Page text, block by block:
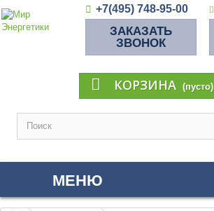
+7(495) 748-95-00
ЗАКАЗАТЬ
ЗВОНОК
КОРЗИНА (пусто)
МЕНЮ